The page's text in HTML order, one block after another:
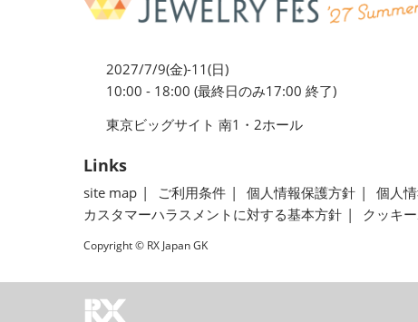
2027/7/9(金)-11(日)
10:00 - 18:00 (最終日のみ17:00 終了)
東京ビッグサイト 南1・2ホール
Links
site map ご利用条件 個人情報保護方針 個人
カスタマーハラスメントに対する基本方針
クッキ
Copyright © RX Japan GK